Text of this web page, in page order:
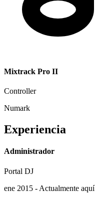
Mixtrack Pro II
Controller
Numark
Experiencia
Administrador
Portal DJ
ene 2015 - Actualmente aquí